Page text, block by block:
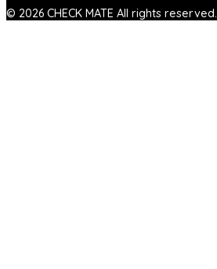
© 2026 CHECK MATE All rights reserved.